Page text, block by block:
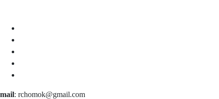
mail: rchomok@gmail.com